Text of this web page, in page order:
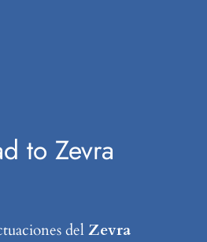
to Zevra
delZevra